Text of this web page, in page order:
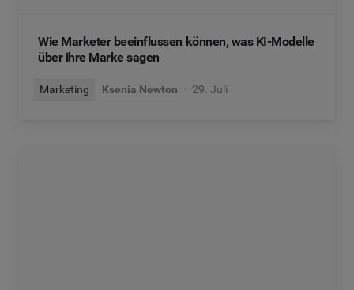
Wie Marketer beeinflussen können, was KI-Modelle
über ihre Marke sagen
Marketing Ksenia Newton 29. Juli